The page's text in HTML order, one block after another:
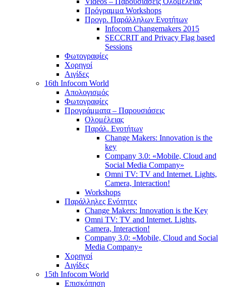
Πρόγραμμα Workshops
Προγρ. Παράλληλων Ενοτήτων
Infocom Changemakers 2015
SECCRIT and Privacy Flag based
Sessions
Φωτογραφίες
Χορηγοί
Αιγίδες
16th Infocom World
Απολογισμός
Φωτογραφίες
Προγράμματα – Παρουσιάσεις
Ολομέλειας
Παράλ. Ενοτήτων
Change Makers: Innovation is the
key
Company 3.0: «Mobile, Cloud and
Social Media Company»
Omni TV: TV and Internet. Lights,
Camera, Interaction!
Workshops
Παράλληλες Ενότητες
Change Makers: Innovation is the Key
Omni TV: TV and Internet. Lights,
Camera, Interaction!
Company 3.0: «Mobile, Cloud and Social
Media Company»
Χορηγοί
Αιγίδες
15th Infocom World
Επισκόπηση